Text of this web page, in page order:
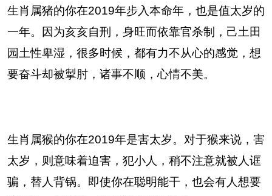
生肖属猪的你在2019年步入本命年，也是值太岁的
一年。因为亥亥自刑，身旺而依靠官杀制，己土田
园土性卑湿，很多时候，都有力不从心的感觉，想
要奋斗却被掣肘，诸事不顺，心情不美。
生肖属猴的你在2019年是害太岁。对于猴来说，害
太岁，则意味着迫害，犯小人，稍不注意就被人诓
骗，替人背锅。即使你在聪明能干，也会有人想要